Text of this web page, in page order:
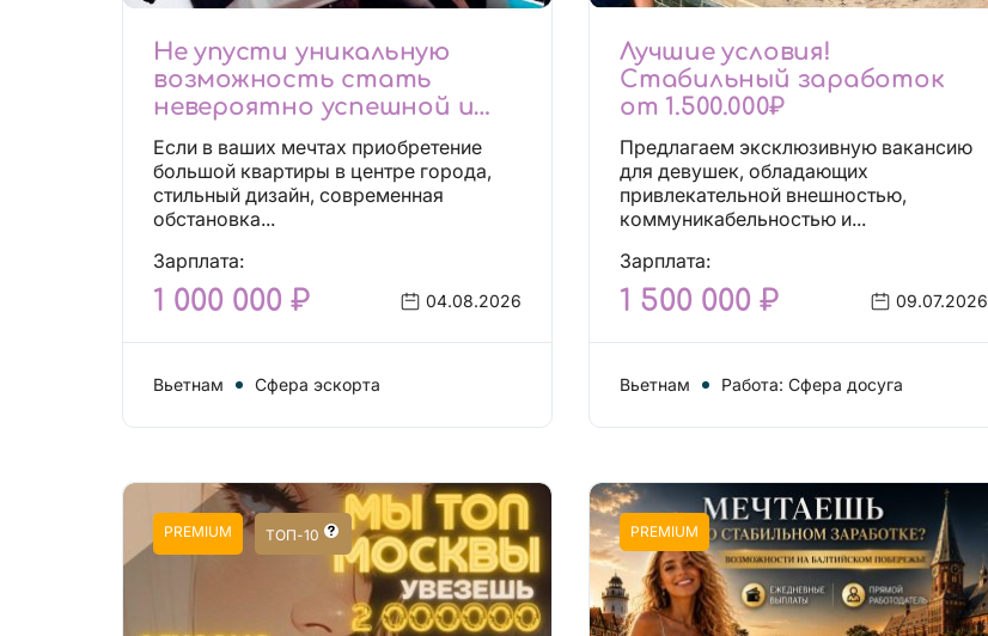
Не упусти уникальную
возможность стать
невероятно успешной и
независимой!
Если в ваших мечтах приобретение
большой квартиры в центре города,
стильный дизайн, современная
обстановка...
Зарплата:
1 000 000 ₽ 04.08.2026
Вьетнам Сфера эскорта
Лучшие условия!
Стабильный заработок
от 1.500.000₽
Предлагаем эксклюзивную вакансию
для девушек, обладающих
привлекательной внешностью,
коммуникабельностью и...
Зарплата:
1 500 000 ₽ 09.07.2026
Вьетнам Работа: Сфера досуга
PREMIUM ТОП-10 PREMIUM